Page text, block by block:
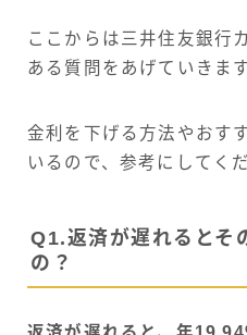
ここからは三井住友銀行
ある質問をあげていきます
金利を下げる方法やおす
いるので、参考にしてく
Q1.返済が遅れるとそ
の？